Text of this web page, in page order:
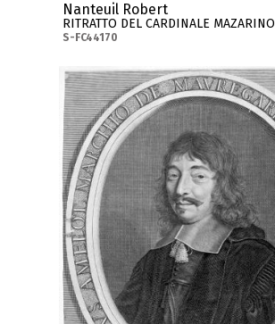
Nanteuil Robert
RITRATTO DEL CARDINALE MAZARINO
S-FC44170